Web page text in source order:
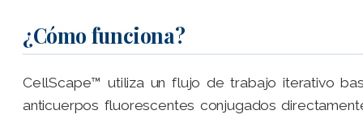
¿Cómo funciona?
CellScape™ utiliza un flujo de trabajo iterativo
anticuerpos fluorescentes conjugados